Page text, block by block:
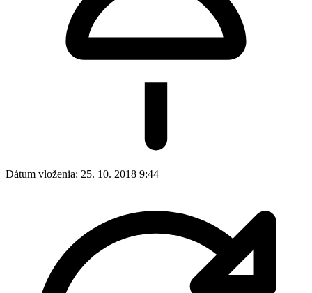
Dátum vloženia: 25. 10. 2018 9:44